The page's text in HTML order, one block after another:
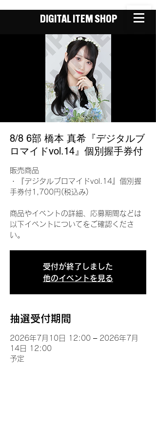
DIGITAL ITEM SHOP
8/8 6部 橋本 真希『デジタルブ
ロマイドvol.14』個別握手券付
販売商品
・『デジタルブロマイドvol.14』個別握
手券付1,700円(税込み)
商品やイベントの詳細、応募期間などは
以下イベントについてをご確認くださ
い。
受付が終了しました
他のイベントを見る
抽選受付期間
2026年7月10日 12:00 – 2026年7月
14日 12:00
予定